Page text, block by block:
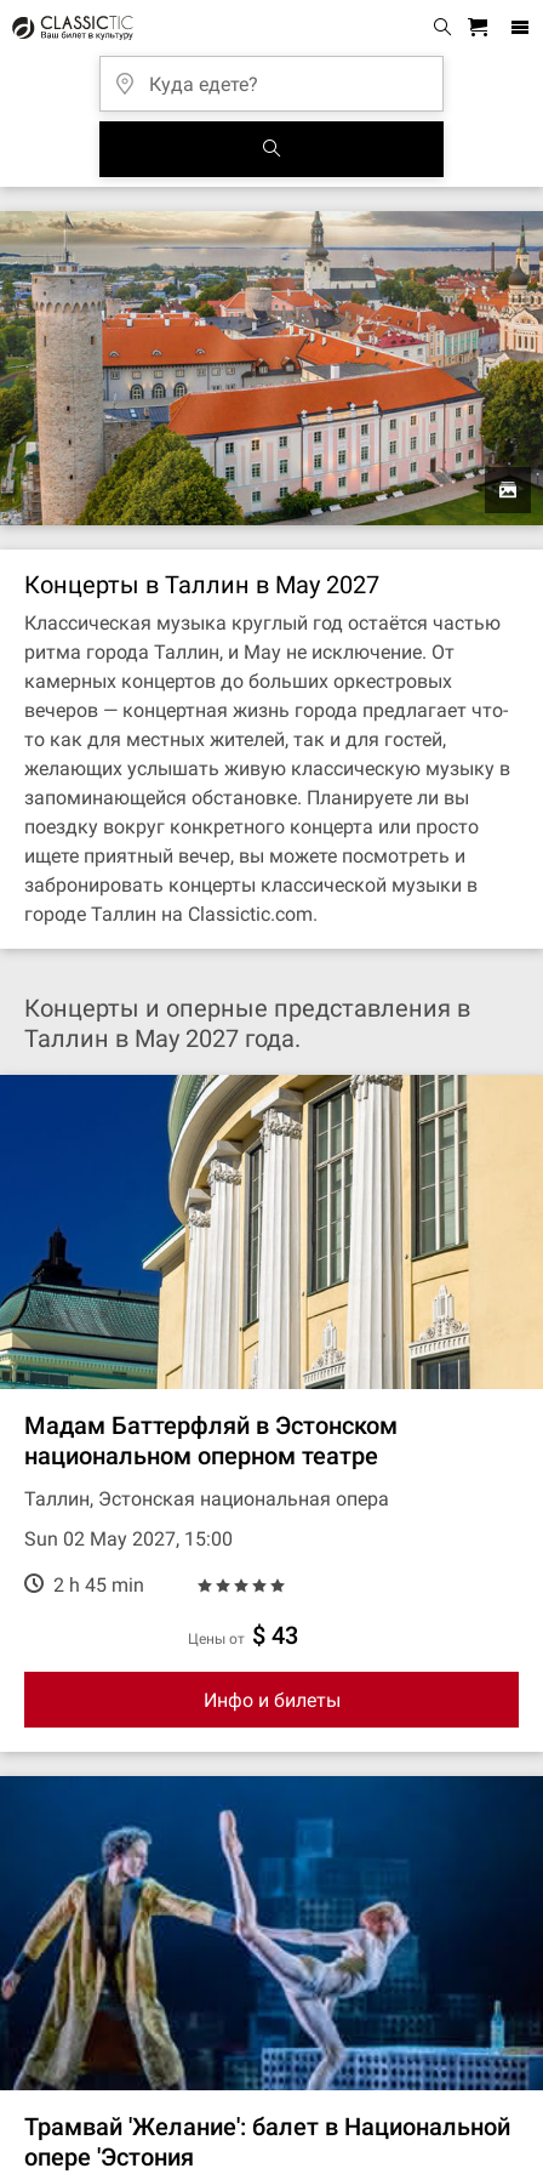
Концерты в Таллин в May 2027
Классическая музыка круглый год остаётся частью
ритма города Таллин, и May не исключение. От
камерных концертов до больших оркестровых
вечеров — концертная жизнь города предлагает что-
то как для местных жителей, так и для гостей,
желающих услышать живую классическую музыку в
запоминающейся обстановке. Планируете ли вы
поездку вокруг конкретного концерта или просто
ищете приятный вечер, вы можете посмотреть и
забронировать концерты классической музыки в
городе Таллин на Classictic.com.
Концерты и оперные представления в
Таллин в May 2027 года.
Мадам Баттерфляй в Эстонском
национальном оперном театре
Таллин, Эстонская национальная опера
Sun 02 May 2027, 15:00
2 h 45 min
цены от $ 43
Инфо и билеты
Трамвай 'Желание': балет в Национальной
опере 'Эстония